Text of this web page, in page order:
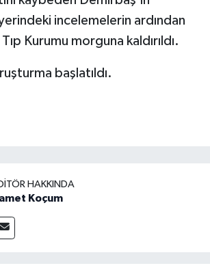
incelemelerin ardından
Kurumu morguna kaldırıldı.
başlatıldı.
HAKKINDA
Koçum